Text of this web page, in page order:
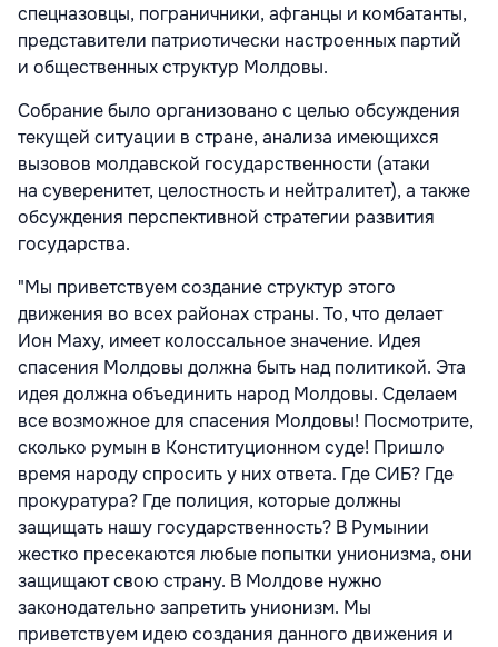
спецназовцы, пограничники, афганцы и комбатанты,
представители патриотически настроенных партий
и общественных структур Молдовы.
Собрание было организовано с целью обсуждения
текущей ситуации в стране, анализа имеющихся
вызовов молдавской государственности (атаки
на суверенитет, целостность и нейтралитет), а также
обсуждения перспективной стратегии развития
государства.
"Мы приветствуем создание структур этого
движения во всех районах страны. То, что делает
Ион Маху, имеет колоссальное значение. Идея
спасения Молдовы должна быть над политикой. Эта
идея должна объединить народ Молдовы. Сделаем
все возможное для спасения Молдовы! Посмотрите,
сколько румын в Конституционном суде! Пришло
время народу спросить у них ответа. Где СИБ? Где
прокуратура? Где полиция, которые должны
защищать нашу государственность? В Румынии
жестко пресекаются любые попытки унионизма, они
защищают свою страну. В Молдове нужно
законодательно запретить унионизм. Мы
приветствуем идею создания данного движения и